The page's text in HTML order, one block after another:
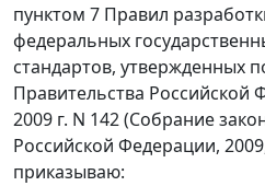
пунктом 7 Правил
федеральных
стандартов, утвержденных
Правительства Российской
2009 г. N 142 (Собрание
Российской Федерации,
приказываю: